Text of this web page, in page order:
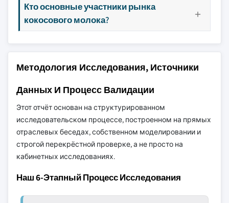
Кто основные участники рынка
кокосового молока?
Методология Исследования, Источники
Данных И Процесс Валидации
Этот отчёт основан на структурированном
исследовательском процессе, построенном на прямых
отраслевых беседах, собственном моделировании и
строгой перекрёстной проверке, а не просто на
кабинетных исследованиях.
Наш 6-Этапный Процесс Исследования